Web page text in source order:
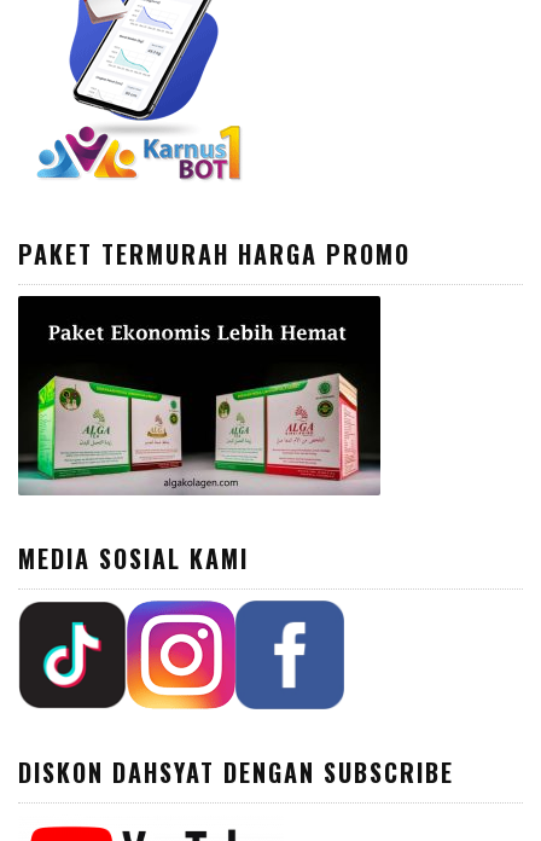
PAKET TERMURAH HARGA PROMO
MEDIA SOSIAL KAMI
DISKON DAHSYAT DENGAN SUBSCRIBE